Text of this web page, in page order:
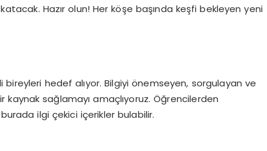
Hazır olun! Her köşe başında keşfi bekleyen yeni
hedef alıyor. Bilgiyi önemseyen, sorgulayan ve
sağlamayı amaçlıyoruz. Öğrencilerden
ilgi çekici içerikler bulabilir.